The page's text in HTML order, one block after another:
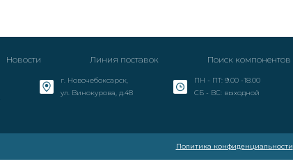
Новости Линия поставок Поиск компонентов
г. Новочебоксарск,
ул. Винокурова, д.48
ПН - ПТ: 9.00 -18.00
СБ - ВС: выходной
Политика конфиденциальности